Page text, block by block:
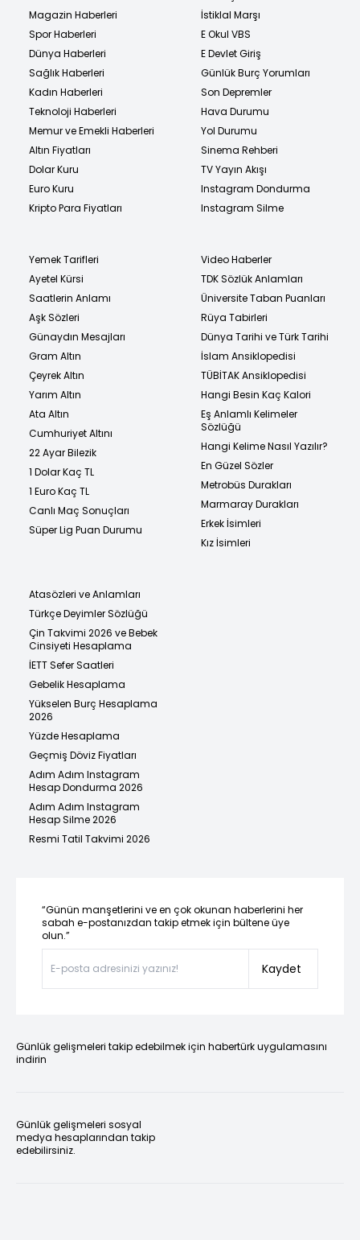
Magazin Haberleri
Spor Haberleri
Dünya Haberleri
Sağlık Haberleri
Kadın Haberleri
Teknoloji Haberleri
Memur ve Emekli Haberleri
Altın Fiyatları
Dolar Kuru
Euro Kuru
Kripto Para Fiyatları
İstiklal Marşı
E Okul VBS
E Devlet Giriş
Günlük Burç Yorumları
Son Depremler
Hava Durumu
Yol Durumu
Sinema Rehberi
TV Yayın Akışı
Instagram Dondurma
Instagram Silme
Yemek Tarifleri
Ayetel Kürsi
Saatlerin Anlamı
Aşk Sözleri
Günaydın Mesajları
Gram Altın
Çeyrek Altın
Yarım Altın
Ata Altın
Cumhuriyet Altını
22 Ayar Bilezik
1 Dolar Kaç TL
1 Euro Kaç TL
Canlı Maç Sonuçları
Süper Lig Puan Durumu
Video Haberler
TDK Sözlük Anlamları
Üniversite Taban Puanları
Rüya Tabirleri
Dünya Tarihi ve Türk Tarihi
İslam Ansiklopedisi
TÜBİTAK Ansiklopedisi
Hangi Besin Kaç Kalori
Eş Anlamlı Kelimeler
Sözlüğü
Hangi Kelime Nasıl Yazılır?
En Güzel Sözler
Metrobüs Durakları
Marmaray Durakları
Erkek İsimleri
Kız İsimleri
Atasözleri ve Anlamları
Türkçe Deyimler Sözlüğü
Çin Takvimi 2026 ve Bebek
Cinsiyeti Hesaplama
İETT Sefer Saatleri
Gebelik Hesaplama
Yükselen Burç Hesaplama
2026
Yüzde Hesaplama
Geçmiş Döviz Fiyatları
Adım Adım Instagram
Hesap Dondurma 2026
Adım Adım Instagram
Hesap Silme 2026
Resmi Tatil Takvimi 2026
“Günün manşetlerini ve en çok okunan haberlerini her
sabah e-postanızdan takip etmek için bültene üye
olun.”
Kaydet
Günlük gelişmeleri takip edebilmek için habertürk uygulamasını
indirin
Günlük gelişmeleri sosyal
medya hesaplarından takip
edebilirsiniz.